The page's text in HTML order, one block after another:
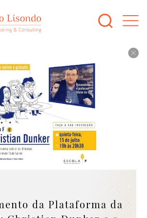
da Plataforma da